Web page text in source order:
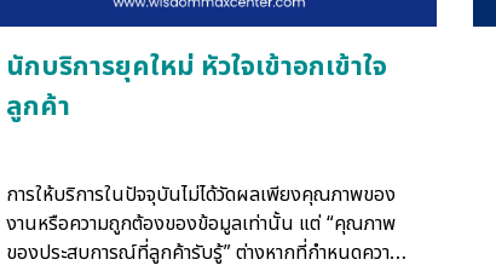
นักบริการยุคใหม่ หัวใจเข้าอกเข้าใจ
ลูกค้า
การให้บริการในปัจจุบันไม่ได้วัดผลเพียงคุณภาพของ
งานหรือความถูกต้องของข้อมูลเท่านั้น แต่ “คุณภาพ
ของประสบการณ์ที่ลูกค้ารับรู้” ต่างหากที่กำหนดความ